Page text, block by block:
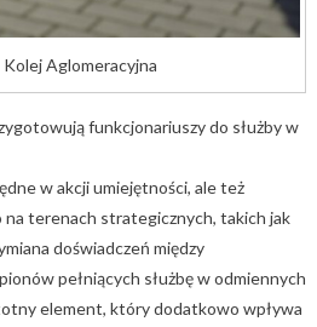
Kolej Aglomeracyjna
funkcjonariuszy do służby w
w akcji umiejętności, ale też
na terenach strategicznych, takich jak
doświadczeń między
pełniących służbę w odmiennych
element, który dodatkowo wpływa